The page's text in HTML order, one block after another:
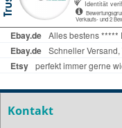
Kontakt